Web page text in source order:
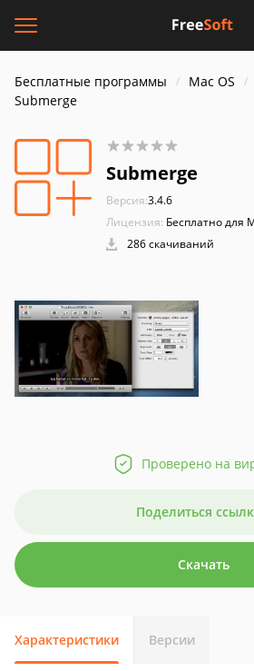
Бесплатные программы Mac OS
Submerge
Submerge
Версия:3.4.6
Лицензия: Бесплатно для
286 скачиваний
Проверено на
Поделиться
Скачать
Характеристики Версии